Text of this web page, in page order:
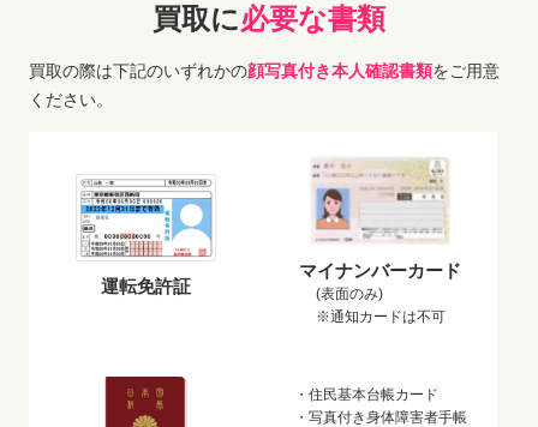
買取に必要な書類
買取の際は下記のいずれかの顔写真付き本人確認書類をご用意
ください。
運転免許証
マイナンバーカード
(表面のみ)
※通知カードは不可
・住民基本台帳カード
・写真付き身体障害者手帳